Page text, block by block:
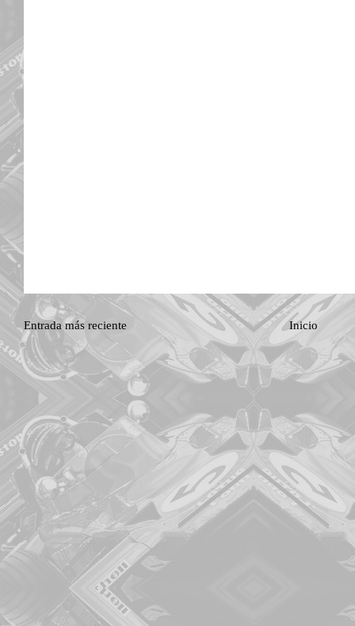
Entrada más reciente Inicio